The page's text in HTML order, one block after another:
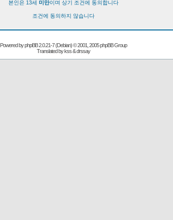
본인은 13세 미만이며 상기 조건에 동의합니다
조건에 동의하지 않습니다
Powered byphpBB2.0.21-7 (Debian) © 2001, 2005 phpBB Group
Translated by kss & drssay